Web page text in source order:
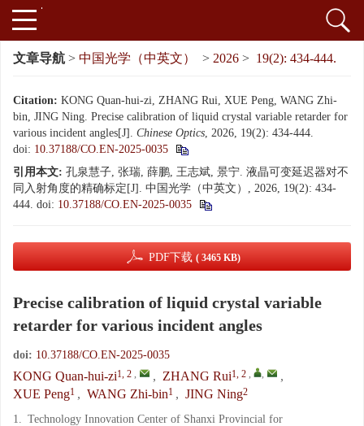
文章导航 > 中国光学（中英文） > 2026 > 19(2): 434-444.
Citation: KONG Quan-hui-zi, ZHANG Rui, XUE Peng, WANG Zhi-
bin, JING Ning. Precise calibration of liquid crystal variable retarder for
various incident angles[J]. Chinese Optics, 2026, 19(2): 434-444.
doi: 10.37188/CO.EN-2025-0035
引用本文: 孔泉慧子, 张瑞, 薛鹏, 王志斌, 景宁. 液晶可变延迟器对不
同入射角度的精确标定[J]. 中国光学（中英文）, 2026, 19(2): 434-
444. doi: 10.37188/CO.EN-2025-0035
PDF下载 ( 3465 KB)
Precise calibration of liquid crystal variable
retarder for various incident angles
doi: 10.37188/CO.EN-2025-0035
KONG Quan-hui-zi1, 2 , , ZHANG Rui1, 2 , ,
,
XUE Peng1 , WANG Zhi-bin1 , JING Ning2
1. Technology Innovation Center of Shanxi Provincial for